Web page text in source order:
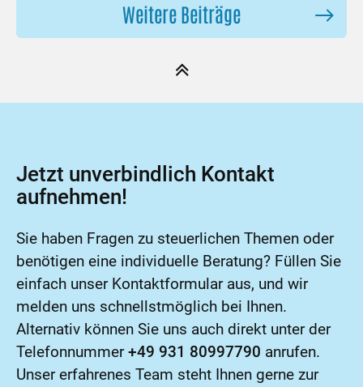
Weitere Beiträge
Jetzt unverbindlich Kontakt
aufnehmen!
Sie haben Fragen zu steuerlichen Themen oder
benötigen eine individuelle Beratung? Füllen Sie
einfach unser Kontaktformular aus, und wir
melden uns schnellstmöglich bei Ihnen.
Alternativ können Sie uns auch direkt unter der
Telefonnummer+49 931 80997790 anrufen.
Unser erfahrenes Team steht Ihnen gerne zur